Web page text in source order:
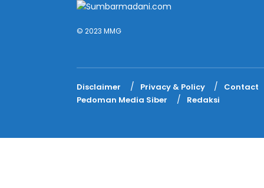
© 2023 MMG
Disclaimer Privacy & Policy
Contact
Pedoman Media Siber
Redaksi